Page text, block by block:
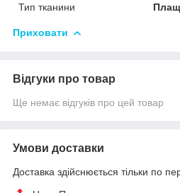
Тип тканини
Приховати
Відгуки про товар
Ще немає відгуків про цей товар
Умови доставки
Доставка здійснюється тільки по